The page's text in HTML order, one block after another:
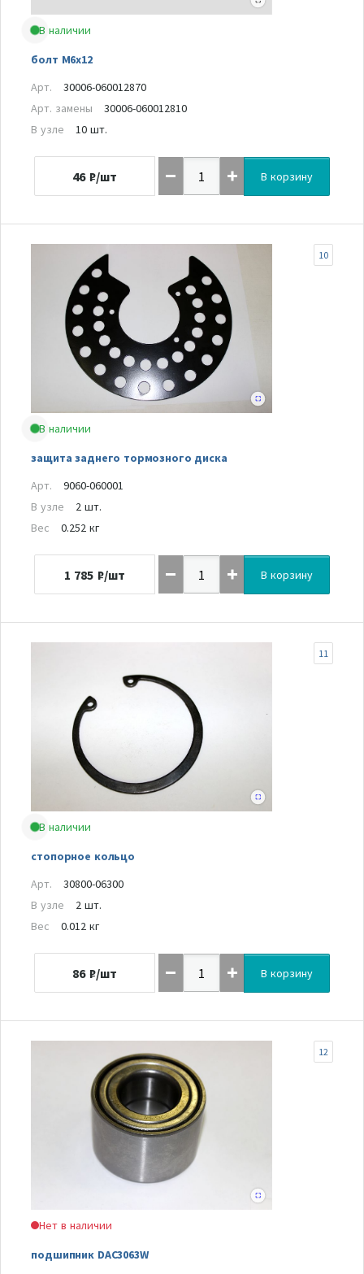
В наличии
болт М6х12
Арт.
30006-060012870
Арт. замены
30006-060012810
В узле
10 шт.
46 ₽/шт В корзину
В наличии
защита заднего тормозного диска
10
Арт.
9060-060001
В узле
2 шт.
Вес
0.252 кг
1 785 ₽/шт В корзину
В наличии
стопорное кольцо
11
Арт.
30800-06300
В узле
2 шт.
Вес
0.012 кг
86 ₽/шт В корзину
Нет в наличии
подшипник DAC3063W
12